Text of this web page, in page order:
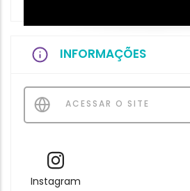
INFORMAÇÕES
ACESSAR O SITE
Instagram